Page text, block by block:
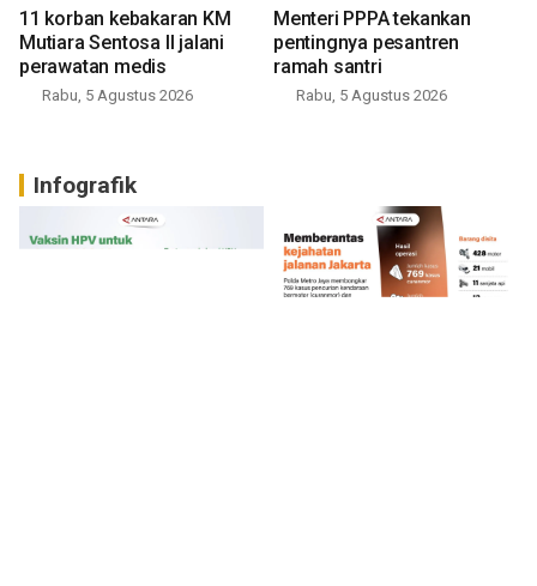
11 korban kebakaran KM
Mutiara Sentosa II jalani
perawatan medis
Rabu, 5 Agustus 2026
Menteri PPPA tekankan
pentingnya pesantren
ramah santri
Rabu, 5 Agustus 2026
Infografik